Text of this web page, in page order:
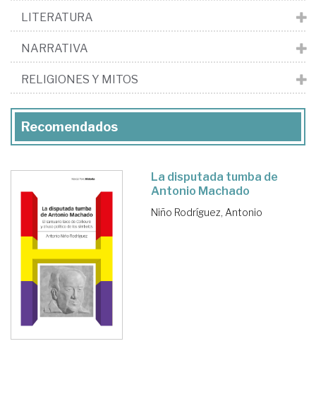
LITERATURA
NARRATIVA
RELIGIONES Y MITOS
Recomendados
La disputada tumba de
Antonio Machado
Niño Rodríguez, Antonio